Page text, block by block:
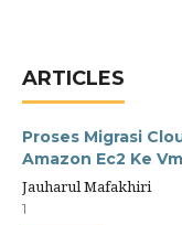
ARTICLES
Proses Migrasi
Amazon Ec2 Ke
Jauharul Mafakhiri
1